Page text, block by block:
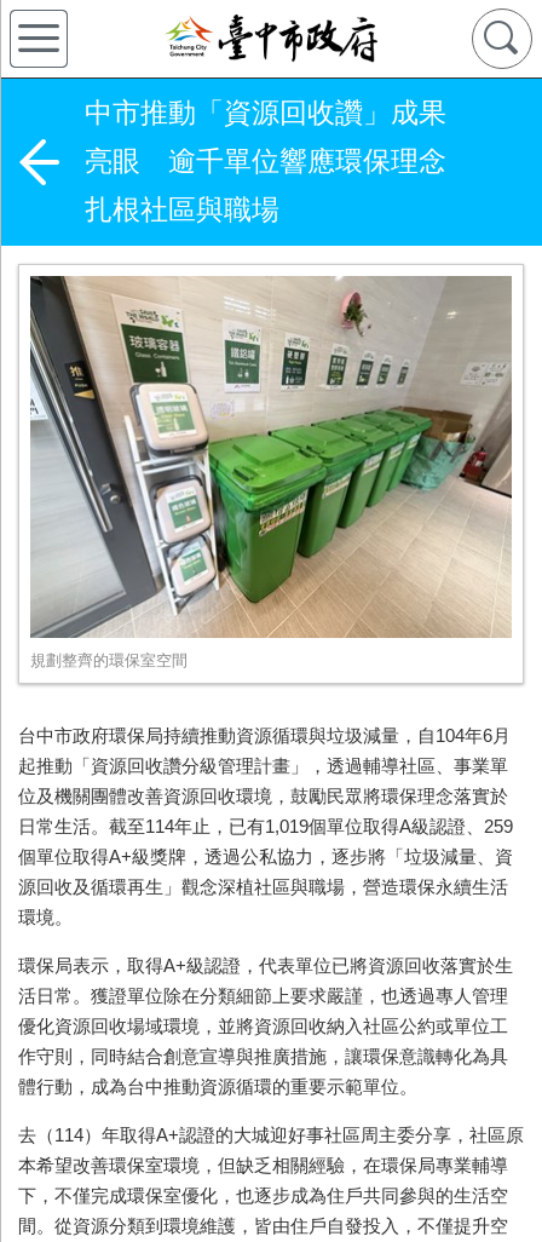
中市推動「資源回收讚」成果
亮眼 逾千單位響應環保理念
扎根社區與職場
規劃整齊的環保室空間
台中市政府環保局持續推動資源循環與垃圾減量，自104年6月
起推動「資源回收讚分級管理計畫」，透過輔導社區、事業單
位及機關團體改善資源回收環境，鼓勵民眾將環保理念落實於
日常生活。截至114年止，已有1,019個單位取得A級認證、259
個單位取得A+級獎牌，透過公私協力，逐步將「垃圾減量、資
源回收及循環再生」觀念深植社區與職場，營造環保永續生活
環境。
環保局表示，取得A+級認證，代表單位已將資源回收落實於生
活日常。獲證單位除在分類細節上要求嚴謹，也透過專人管理
優化資源回收場域環境，並將資源回收納入社區公約或單位工
作守則，同時結合創意宣導與推廣措施，讓環保意識轉化為具
體行動，成為台中推動資源循環的重要示範單位。
去（114）年取得A+認證的大城迎好事社區周主委分享，社區原
本希望改善環保室環境，但缺乏相關經驗，在環保局專業輔導
下，不僅完成環保室優化，也逐步成為住戶共同參與的生活空
間。從資源分類到環境維護，皆由住戶自發投入，不僅提升空